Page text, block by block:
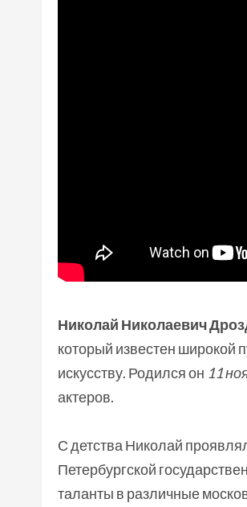
Николай Николаевич
который известен широкой
искусству. Родился он 11
актеров.
С детства Николай
Петербургской
таланты в различные